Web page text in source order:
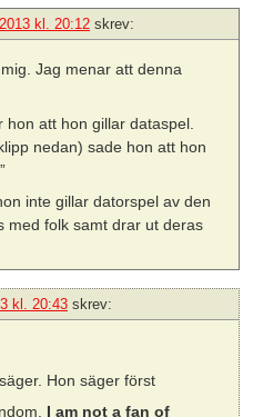
kl. 20:12 skrev:
Jag menar att denna
hon att hon gillar dataspel.
nedan) sade hon att hon
inte gillar datorspel av den
med folk samt drar ut deras
kl. 20:43 skrev:
Hon säger först
I am not a fan of